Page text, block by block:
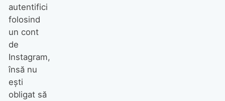
autentifici
folosind
un cont
de
Instagram,
însă nu
ești
obligat să